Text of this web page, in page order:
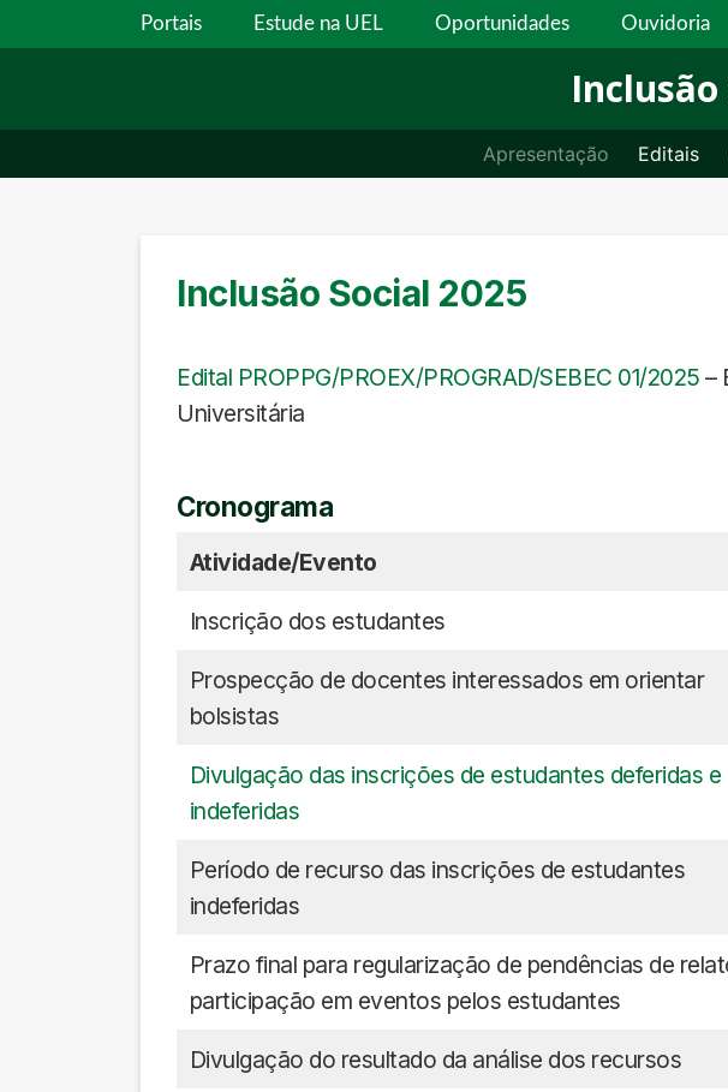
Portais Estude na UEL Oportunidades Ouvidoria
Inclusão
Apresentação Editais
Inclusão Social 2025
Edital PROPPG/PROEX/PROGRAD/SEBEC 01/2025 –
Universitária
Cronograma
Atividade/Evento
Inscrição dos estudantes
Prospecção de docentes interessados em orientar
bolsistas
Divulgação das inscrições de estudantes deferidas e
indeferidas
Período de recurso das inscrições de estudantes
indeferidas
Prazo final para regularização de pendências de
participação em eventos pelos estudantes
Divulgação do resultado da análise dos recursos